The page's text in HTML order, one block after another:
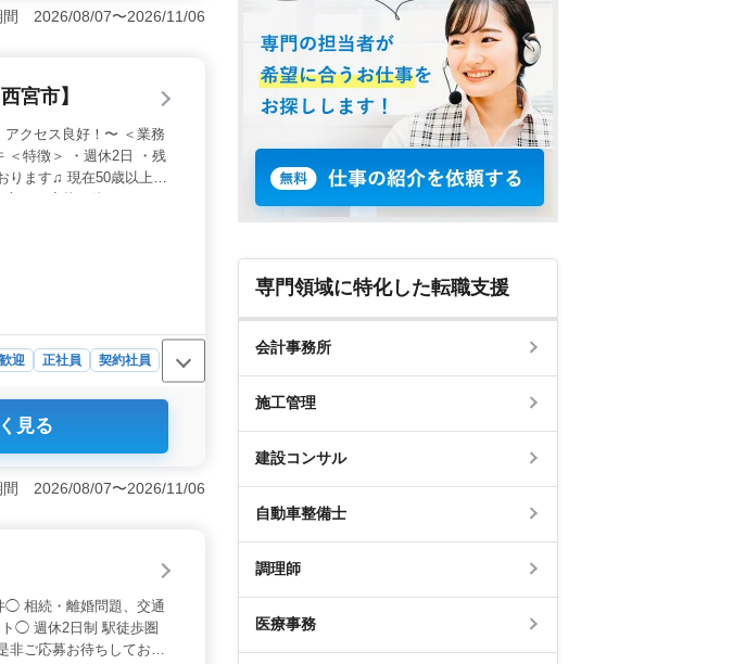
契約）、交通事故、
間 2026/08/07〜2026/11/06
宮市】
クセス良好！〜 ＜業務
＜特徴＞ ・週休2日 ・残
ります♫ 現在50歳以上も
迎 正社員
契約社員
罪被害者サポート、
休2日制度や残業少
ので、アットホームな
見る
間 2026/08/07〜2026/11/06
◯ 相続・離婚問題、交通
◯ 週休2日制 駅徒歩圏
ご応募お待ちしており
専門領域に特化した転職支援
会計事務所
施工管理
建設コンサル
自動車整備士
調理師
医療事務